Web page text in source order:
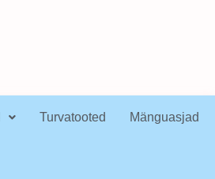
Turvatooted Mänguasjad